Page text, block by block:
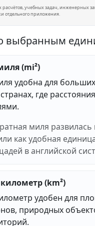
расчётов, учебных задач, инженерных
отдельного приложения.
выбранным
(mi²)
удобна для больших
где расстояния
миля развилась
как удобная
в английской
(km²)
удобен для
природных